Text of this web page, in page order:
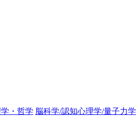
・哲学 脳科学/認知心理学/量子力学